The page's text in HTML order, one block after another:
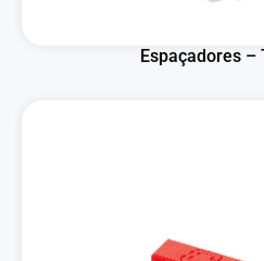
Espaçadores –